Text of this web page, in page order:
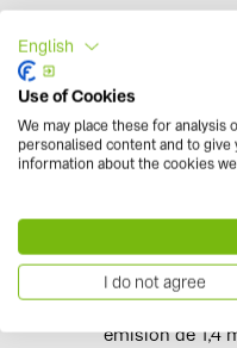
2023, y su
autoconsumo
instalaron en
2022. A pesar
muy positivo
autoconsumo
Habido un
emisión de 1,4
English
Use of Cookies
We may place these for
personalised content and to
information about the cookies
I do not agree